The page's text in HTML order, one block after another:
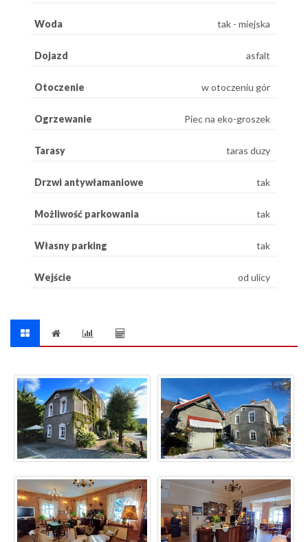
Woda tak - miejska
Dojazd asfalt
Otoczenie w otoczeniu gór
Ogrzewanie Piec na eko-groszek
Tarasy taras duzy
Drzwi antywłamaniowe tak
Możliwość parkowania tak
Własny parking tak
Wejście od ulicy